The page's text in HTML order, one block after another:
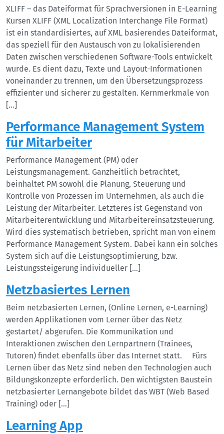
XLIFF – das Dateiformat für Sprachversionen in E-Learning
Kursen XLIFF (XML Localization Interchange File Format)
ist ein standardisiertes, auf XML basierendes Dateiformat,
das speziell für den Austausch von zu lokalisierenden
Daten zwischen verschiedenen Software-Tools entwickelt
wurde. Es dient dazu, Texte und Layout-Informationen
voneinander zu trennen, um den Übersetzungsprozess
effizienter und sicherer zu gestalten. Kernmerkmale von
[…]
Performance Management System
für Mitarbeiter
Performance Management (PM) oder
Leistungsmanagement. Ganzheitlich betrachtet,
beinhaltet PM sowohl die Planung, Steuerung und
Kontrolle von Prozessen im Unternehmen, als auch die
Leistung der Mitarbeiter. Letzteres ist Gegenstand von
Mitarbeiterentwicklung und Mitarbeitereinsatzsteuerung.
Wird dies systematisch betrieben, spricht man von einem
Performance Management System. Dabei kann ein solches
System sich auf die Leistungsoptimierung, bzw.
Leistungssteigerung individueller […]
Netzbasiertes Lernen
Beim netzbasierten Lernen, (Online Lernen, e-Learning)
werden Applikationen vom Lerner über das Netz
gestartet/ abgerufen. Die Kommunikation und
Interaktionen zwischen den Lernpartnern (Trainees,
Tutoren) findet ebenfalls über das Internet statt. Fürs
Lernen über das Netz sind neben den Technologien auch
Bildungskonzepte erforderlich. Den wichtigsten Baustein
netzbasierter Lernangebote bildet das WBT (Web Based
Training) oder […]
Learning App